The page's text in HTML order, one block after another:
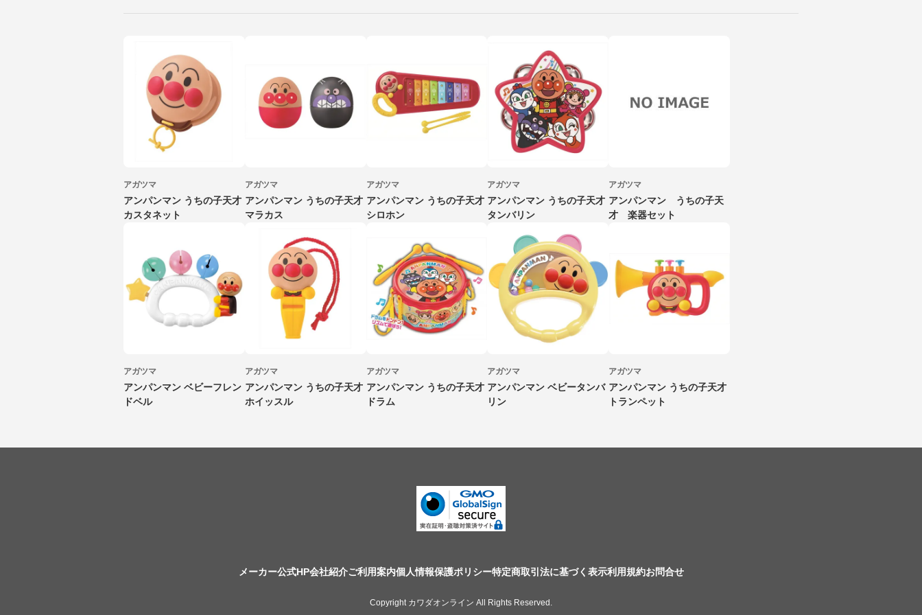
アガツマ
アンパンマン うちの子天才
カスタネット
アガツマ
アンパンマン うちの子天才
マラカス
アガツマ
アンパンマン うちの子天才
シロホン
アガツマ
アンパンマン うちの子天才
タンバリン
アガツマ
アンパンマン うちの子天
才 楽器セット
アガツマ
アンパンマン ベビーフレン
ドベル
アガツマ
アンパンマン うちの子天才
ホイッスル
アガツマ
アンパンマン うちの子天才
ドラム
アガツマ
アンパンマン ベビータンバ
リン
アガツマ
アンパンマン うちの子天才
トランペット
メーカー公式HP会社紹介ご利用案内個人情報保護ポリシー特定商取引法に基づく表示利用規約お問合せ
Copyright カワダオンライン All Rights Reserved.